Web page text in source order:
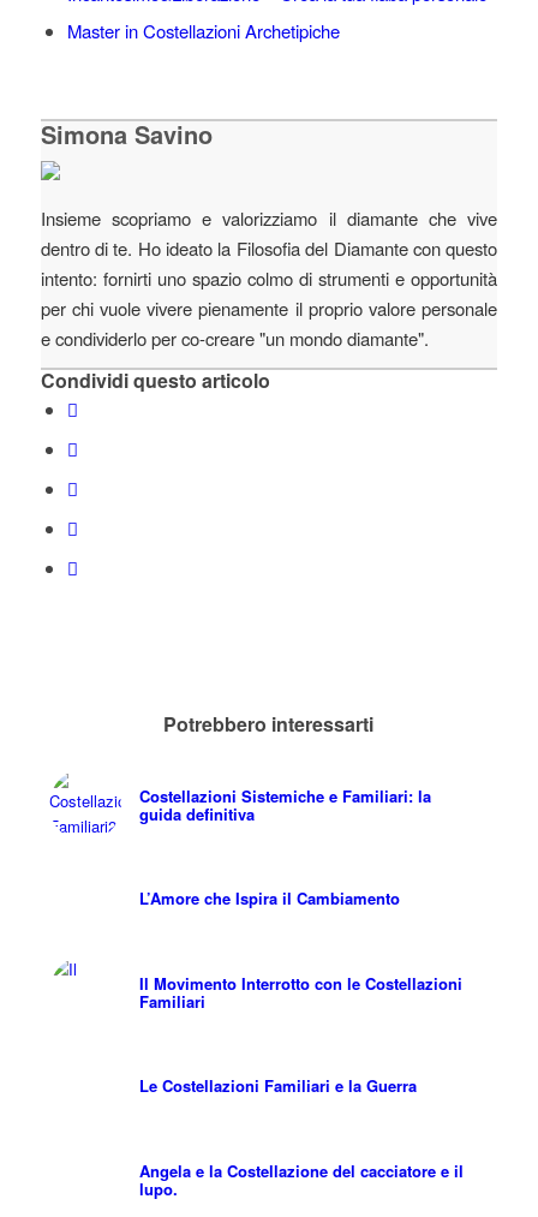
Master in Costellazioni Archetipiche
Simona Savino
Insieme scopriamo e valorizziamo il diamante che vive
dentro di te. Ho ideato la Filosofia del Diamante con questo
intento: fornirti uno spazio colmo di strumenti e opportunità
per chi vuole vivere pienamente il proprio valore personale
e condividerlo per co-creare "un mondo diamante".
Condividi questo articolo
Potrebbero interessarti
Costellazioni Sistemiche e Familiari: la
guida definitiva
L’Amore che Ispira il Cambiamento
Il Movimento Interrotto con le Costellazioni
Familiari
Le Costellazioni Familiari e la Guerra
Angela e la Costellazione del cacciatore e il
lupo.